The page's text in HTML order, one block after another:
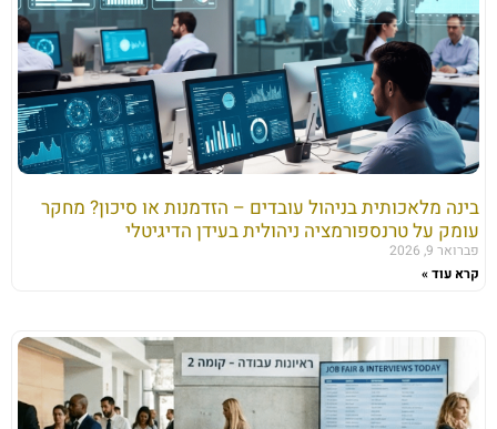
בינה מלאכותית בניהול עובדים – הזדמנות או סיכון? מחקר
עומק על טרנספורמציה ניהולית בעידן הדיגיטלי
פברואר 9, 2026
קרא עוד »